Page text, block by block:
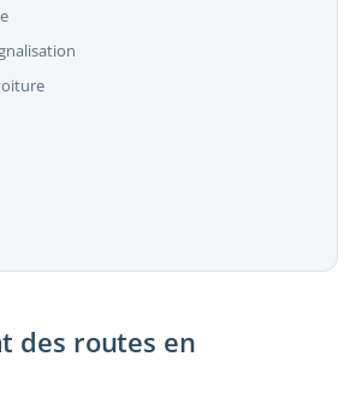
des routes en